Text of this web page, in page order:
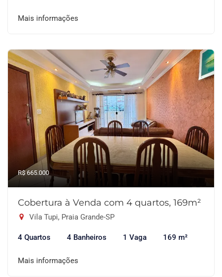
Mais informações
R$ 665.000
Cobertura à Venda com 4 quartos, 169m²
Vila Tupi, Praia Grande-SP
4 Quartos 4 Banheiros 1 Vaga 169 m²
Mais informações